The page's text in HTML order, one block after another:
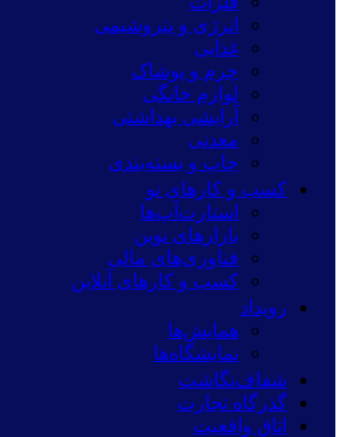
انرژی و پتروشیمی
غذایی
چرم و پوشاک
لوازم خانگی
آرایشی بهداشتی
معدنی
چاپ و بسته‌بندی
کسب و کارهای نو
استارت‌آپ‌ها
بازارهای نوین
فناوری‌های مالی
کسب و کارهای آنلاین
رویداد
همایش‌ها
نمایشگاه‌ها
شفاف‌نگاشت
گذرگاه تجارت
اتاق واقعیت